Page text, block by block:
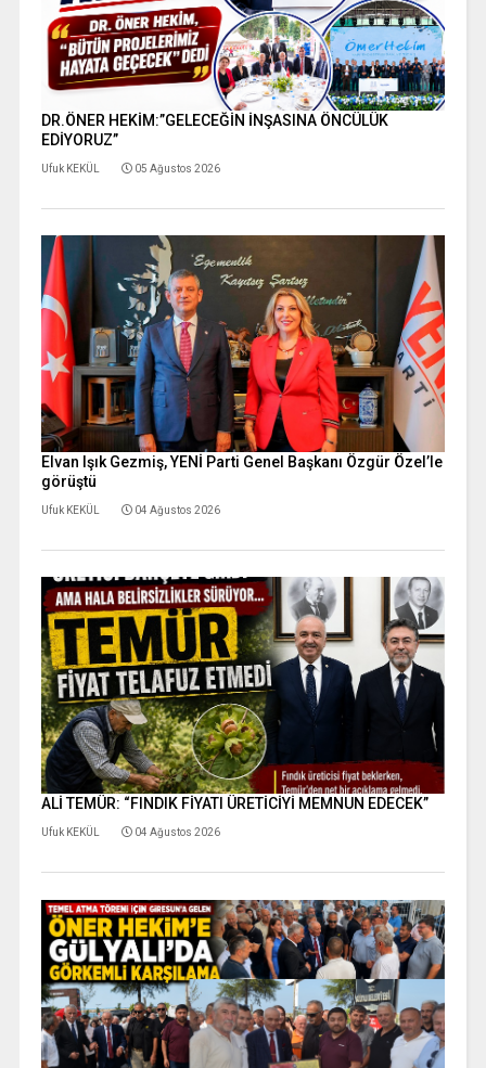
DR.ÖNER HEKİM:”GELECEĞİN İNŞASINA ÖNCÜLÜK
EDİYORUZ”
Ufuk KEKÜL 05 Ağustos 2026
Elvan Işık Gezmiş, YENİ Parti Genel Başkanı Özgür Özel’le
görüştü
Ufuk KEKÜL 04 Ağustos 2026
ALİ TEMÜR: “FINDIK FİYATI ÜRETİCİYİ MEMNUN EDECEK”
Ufuk KEKÜL 04 Ağustos 2026